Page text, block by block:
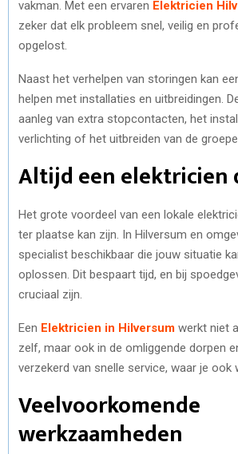
vakman. Met een ervaren Elektricien
zeker dat elk probleem snel, veilig en
opgelost.
Naast het verhelpen van storingen kan
helpen met installaties en uitbreidingen.
aanleg van extra stopcontacten, het
verlichting of het uitbreiden van de
Altijd een elektricien
Het grote voordeel van een lokale
ter plaatse kan zijn. In Hilversum en
specialist beschikbaar die jouw situatie
oplossen. Dit bespaart tijd, en bij
cruciaal zijn.
Een Elektricien in Hilversum werkt niet
zelf, maar ook in de omliggende dorpen
verzekerd van snelle service, waar je ook
Veelvoorkomende
werkzaamheden